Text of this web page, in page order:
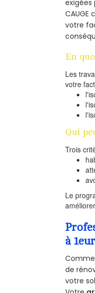
exigées
votre
En
Les
votre
Qui
Trois
Le
à
de
votre